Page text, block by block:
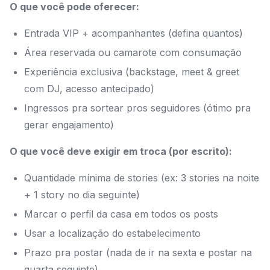
O que você pode oferecer:
Entrada VIP + acompanhantes (defina quantos)
Área reservada ou camarote com consumação
Experiência exclusiva (backstage, meet & greet
com DJ, acesso antecipado)
Ingressos pra sortear pros seguidores (ótimo pra
gerar engajamento)
O que você deve exigir em troca (por escrito):
Quantidade mínima de stories (ex: 3 stories na noite
+ 1 story no dia seguinte)
Marcar o perfil da casa em todos os posts
Usar a localização do estabelecimento
Prazo pra postar (nada de ir na sexta e postar na